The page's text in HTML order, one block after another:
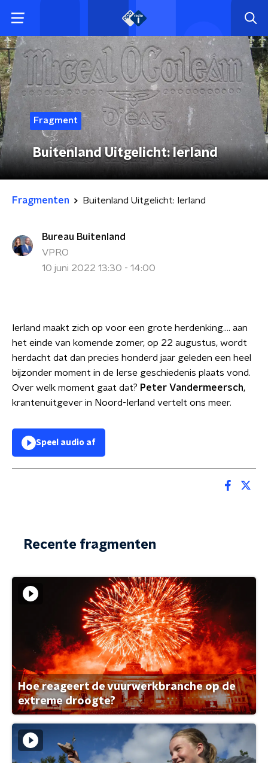
Fragment
Buitenland Uitgelicht: Ierland
Fragmenten Buitenland Uitgelicht: Ierland
Bureau Buitenland
VPRO
10 juni 2022 13:30 - 14:00
Ierland maakt zich op voor een grote herdenking…. aan
het einde van komende zomer, op 22 augustus, wordt
herdacht dat dan precies honderd jaar geleden een heel
bijzonder moment in de Ierse geschiedenis plaats vond.
Over welk moment gaat dat? Peter Vandermeersch,
krantenuitgever in Noord-Ierland vertelt ons meer.
Speel audio af
Recente fragmenten
Hoe reageert de vuurwerkbranche op de
extreme droogte?